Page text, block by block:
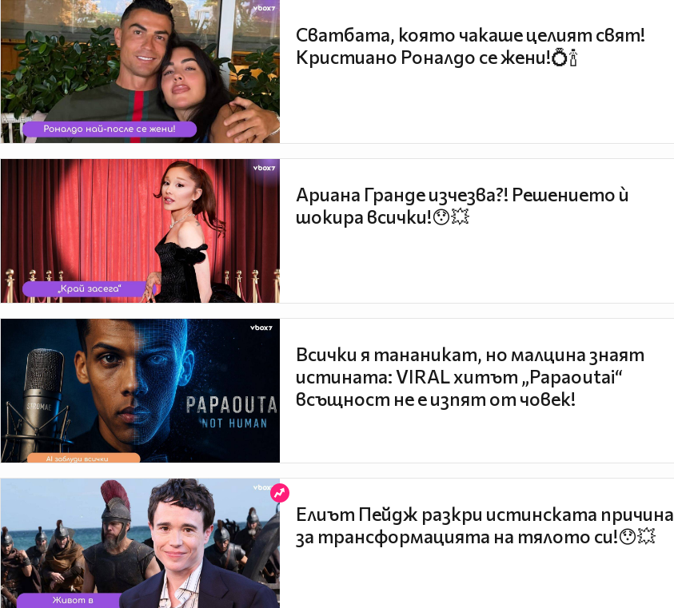
Сватбата, която чакаше целият свят!
Кристиано Роналдо се жени!💍🍾
Ариана Гранде изчезва?! Решението ѝ
шокира всички!😯💥
Всички я тананикат, но малцина знаят
истината: VIRAL хитът „Papaoutai“
всъщност не е изпят от човек!
Елиът Пейдж разкри истинската причина
за трансформацията на тялото си!😯💥